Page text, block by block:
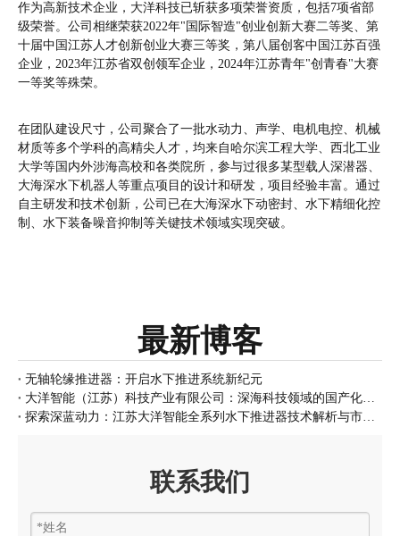
作为高新技术企业，大洋科技已斩获多项荣誉资质，包括7项省部
级荣誉。公司相继荣获2022年"国际智造"创业创新大赛二等奖、第
十届中国江苏人才创新创业大赛三等奖，第八届创客中国江苏百强
企业，2023年江苏省双创领军企业，2024年江苏青年"创青春"大赛
一等奖等殊荣。
在团队建设尺寸，公司聚合了一批水动力、声学、电机电控、机械
材质等多个学科的高精尖人才，均来自哈尔滨工程大学、西北工业
大学等国内外涉海高校和各类院所，参与过很多某型载人深潜器、
大海深水下机器人等重点项目的设计和研发，项目经验丰富。通过
自主研发和技术创新，公司已在大海深水下动密封、水下精细化控
制、水下装备噪音抑制等关键技术领域实现突破。
最新博客
无轴轮缘推进器：开启水下推进系统新纪元
大洋智能（江苏）科技产业有限公司：深海科技领域的国产化领军者
探索深蓝动力：江苏大洋智能全系列水下推进器技术解析与市场展望
联系我们